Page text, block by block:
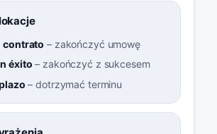
contrato – zakończyć umowę
éxito – zakończyć z sukcesem
–dotrzymać terminu